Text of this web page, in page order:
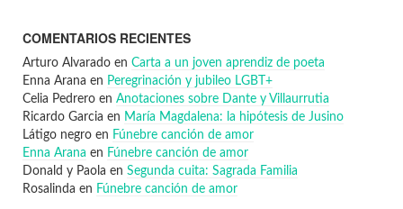
COMENTARIOS RECIENTES
Arturo Alvarado en Carta a un joven aprendiz de poeta
Enna Arana en Peregrinación y jubileo LGBT+
Celia Pedrero en Anotaciones sobre Dante y Villaurrutia
Ricardo Garcia en María Magdalena: la hipótesis de Jusino
Látigo negro en Fúnebre canción de amor
Enna Arana en Fúnebre canción de amor
Donald y Paola en Segunda cuita: Sagrada Familia
Rosalinda en Fúnebre canción de amor